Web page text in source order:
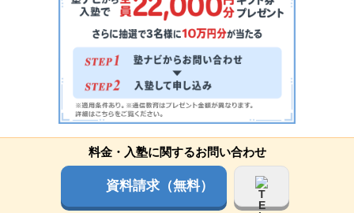
料金・入塾に関するお問い合わせ
資料請求（無料）